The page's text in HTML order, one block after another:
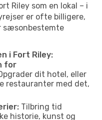
Riley som en lokal – i
er ofte billigere,
sæsonbestemte
i Fort Riley:
for
dit hotel, eller
restauranter med det,
Tilbring tid
historie, kunst og